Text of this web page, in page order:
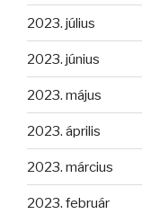
2023. július
2023. június
2023. május
2023. április
2023. március
2023. február